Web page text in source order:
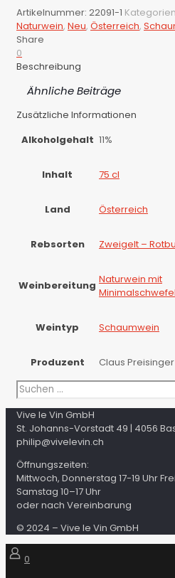
Artikelnummer: 22091-1
Naturwein, Neu, Österreich,
Share
0
Beschreibung
Ähnliche Beiträge
Zusätzliche Informationen
Alkoholgehalt 11%
Inhalt 75 cl
Land Österreich
Rebsorten Zweigelt –
Weinbereitung Naturwein mit
Minimalschwefel
Weintyp Schaumwein
Produzent Claus Preisinger
Vive le Vin GmbH
St. Johanns-Vorstadt 49 | 4056
philip@vivelevin.ch
Öffnungszeiten:
Mittwoch, Donnerstag 17-19 Uhr
Samstag 10–17 Uhr
oder nach Vereinbarung
© 2024 – Vive le Vin GmbH
0